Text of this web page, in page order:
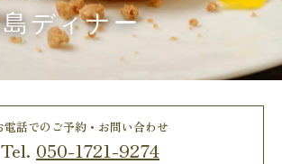
ディナー
電話でのご予約・お問い合わせ
Tel. 050-1721-9274